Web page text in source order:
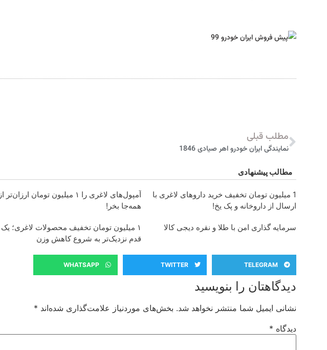
مطلب قبلی
نمایندگی ایران خودرو اهر صیادی 1846
مطالب پیشنهادی
1 میلیون تومان تخفیف خرید داروهای لاغری با
ارسال از داروخانه و پک یخ!
آمپول‌های لاغری را ۱ میلیون تومان ارزان‌تر از
همه‌جا بخر!
سرمایه گذاری امن با طلا و نقره دیجی کالا
۱ میلیون تومان تخفیف محصولات لاغری؛ یک
قدم نزدیک‌تر به شروع کاهش وزن
TELEGRAM
TWITTER
WHATSAPP
دیدگاهتان را بنویسید
نشانی ایمیل شما منتشر نخواهد شد. بخش‌های موردنیاز علامت‌گذاری شده‌اند *
دیدگاه *